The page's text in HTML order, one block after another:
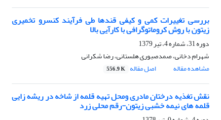
بررسی تغییرات کمی و کیفی قندها طی فرآیند کنسرو تخمیری
زیتون با روش کروماتوگرافی با کارآیی بالا
دوره 31، شماره 4، تیر 1379
شهرام دخانی، صمدصبوری هلستانی، رضا شکرانی
مشاهده مقاله
اصل مقاله 556.9 K
نقش تغذیه درختان مادری ومحل تهیه قلمه از شاخه در ریشه زایی
قلمه های نیمه خشبی زیتون-رقم محلی زرد